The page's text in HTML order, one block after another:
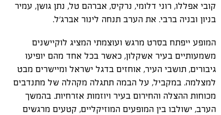
קובי אפללו, רוני דלומי, נרקיס, אברהם טל, נתן גושן, עמיר
בניון ובניה ברבי. את הערב תנחה לינור אברג'ל.
המופע ייפתח בסרט מרגש ועוצמתי המציג לוקיישנים
משמעותיים בעיר אשקלון, כאשר בכל אחד מהם יופיעו
גיבורים, תושבי העיר, אוחזים בדגל ישראל ומיישרים מבט
למצלמה. במקביל, על הבמה תתגלה מקהלה של מתנדבים
מכוחות ההצלה והחירום בעיר ויוזמות אזרחיות. בהמשך
הערב, ישולבו בין המופעים המוזיקליים, קטעים מרגשים